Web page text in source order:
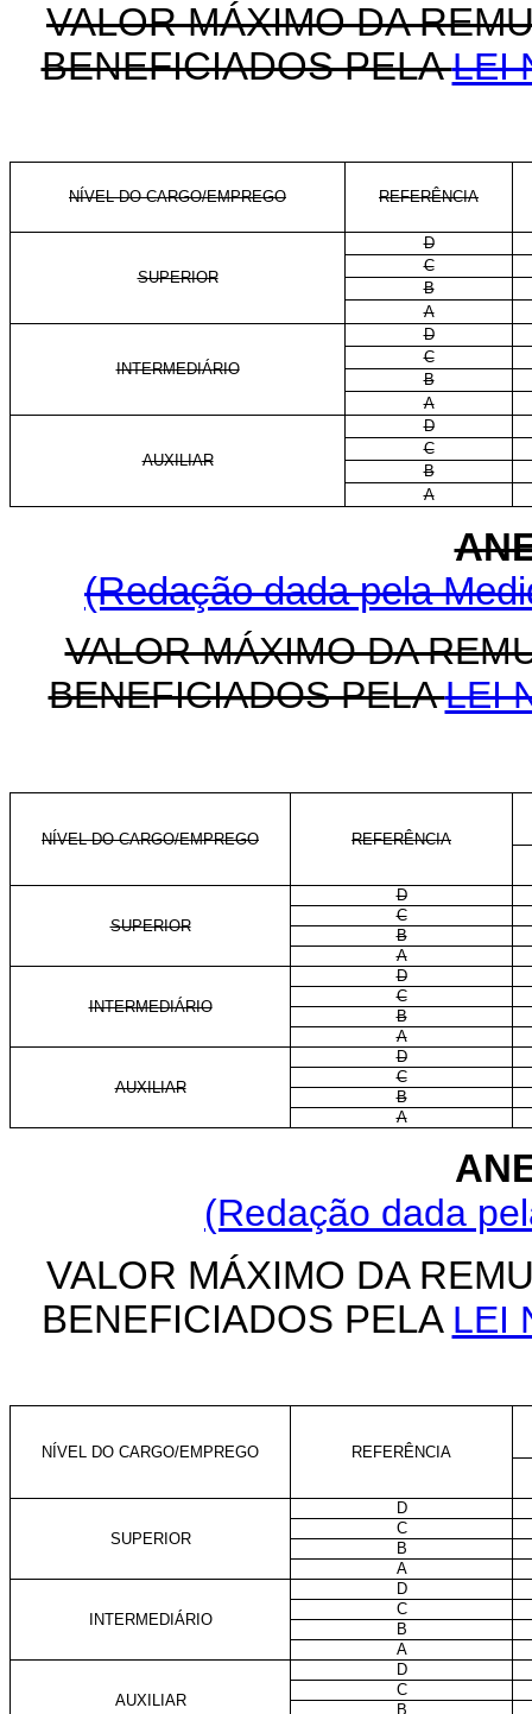
VALOR MÁXIMO DA
BENEFICIADOS PELALEI
NÍVEL DO CARGO/EMPREGO REFERÊNCIA
SUPERIOR
D
C
B
A
INTERMEDIÁRIO
D
C
B
A
AUXILIAR
D
C
B
A
(Redação dada pela
VALOR MÁXIMO DA
BENEFICIADOS PELALEI
NÍVEL DO CARGO/EMPREGO REFERÊNCIA
SUPERIOR
D
C
B
A
INTERMEDIÁRIO
D
C
B
A
AUXILIAR
D
C
B
A
(Redação dada
VALOR MÁXIMO DA
BENEFICIADOS PELA LEI
NÍVEL DO CARGO/EMPREGO REFERÊNCIA
SUPERIOR
D
C
B
A
INTERMEDIÁRIO
D
C
B
A
AUXILIAR
D
C
B